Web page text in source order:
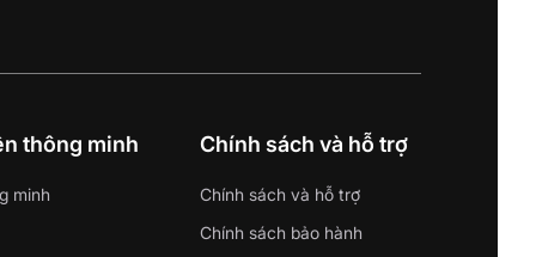
thông minh
minh
Chính sách và hỗ trợ
Chính sách và hỗ trợ
Chính sách bảo hành